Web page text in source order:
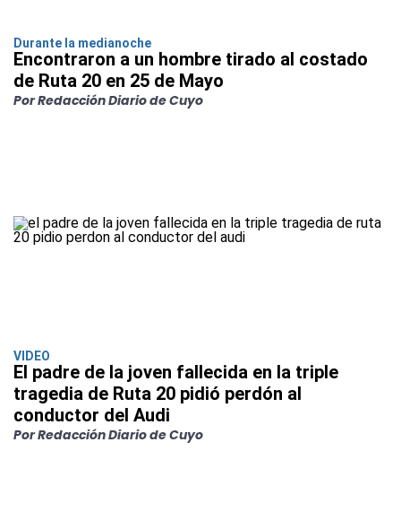
Durante la medianoche
Encontraron a un hombre tirado al costado
de Ruta 20 en 25 de Mayo
Por Redacción Diario de Cuyo
VIDEO
El padre de la joven fallecida en la triple
tragedia de Ruta 20 pidió perdón al
conductor del Audi
Por Redacción Diario de Cuyo